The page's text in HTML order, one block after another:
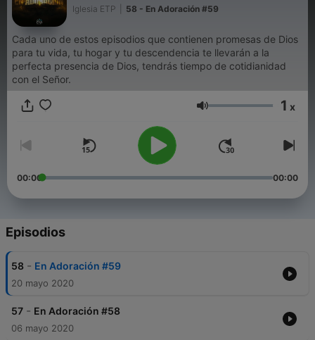
Iglesia ETP 58 - En Adoración #59
Cada uno de estos episodios que contienen promesas de Dios
para tu vida, tu hogar y tu descendencia te llevarán a la
perfecta presencia de Dios, tendrás tiempo de cotidianidad
con el Señor.
Volumen 1 x
00:00 00:00
Episodios
58 - En Adoración #59
20 mayo 2020
57 - En Adoración #58
06 mayo 2020